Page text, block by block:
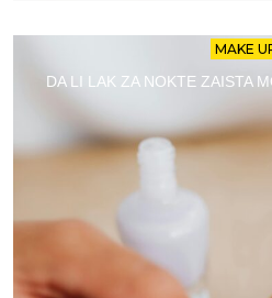
MAKE
DA LI LAK ZA NOKTE ZAISTA